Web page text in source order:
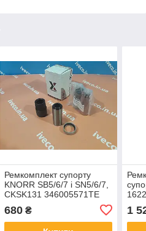
Ремкомплект супорту
KNORR SB5/6/7 і SN5/6/7,
CKSK131 346005571TE
K000698 втулка D=35 mm
680₴ 1